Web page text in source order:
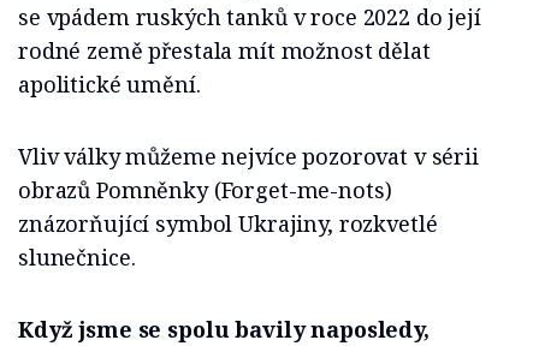
se vpádem ruských tanků v roce 2022 do její
rodné země přestala mít možnost dělat
apolitické umění.
Vliv války můžeme nejvíce pozorovat v sérii
obrazů Pomněnky (Forget-me-nots)
znázorňující symbol Ukrajiny, rozkvetlé
slunečnice.
Když jsme se spolu bavily naposledy,